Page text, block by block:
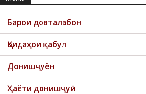
Барои довталабон
Қоидаҳои қабул
Донишҷуён
Ҳаёти донишҷуӣ